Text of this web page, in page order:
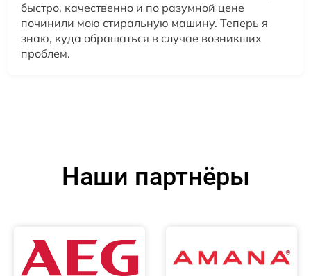
быстро, качественно и по разумной цене
починили мою стиральную машину. Теперь я
знаю, куда обращаться в случае возникших
проблем.
Наши партнёры